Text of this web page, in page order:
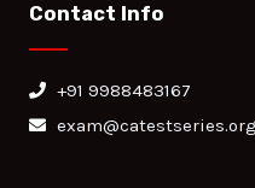
Contact Info
+91 9988483167
exam@catestseries.org